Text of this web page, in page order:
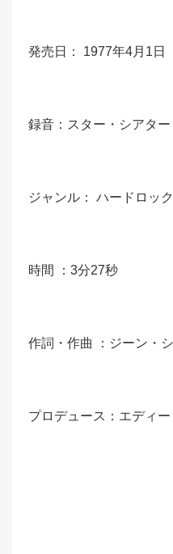
発売日： 1977年4月1日
録音：スター・シアター
ジャンル： ハードロッ
時間 ：3分27秒
作詞・作曲 ：ジーン・
プロデュース：エディ